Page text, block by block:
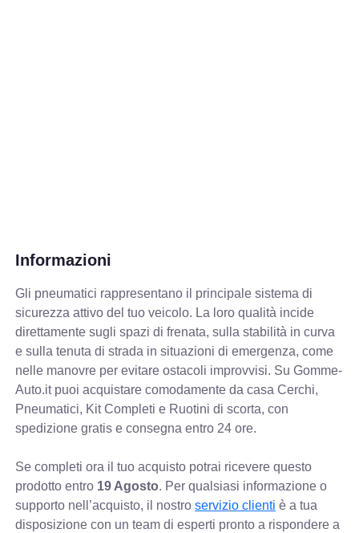
Informazioni
Gli pneumatici rappresentano il principale sistema di
sicurezza attivo del tuo veicolo. La loro qualità incide
direttamente sugli spazi di frenata, sulla stabilità in curva
e sulla tenuta di strada in situazioni di emergenza, come
nelle manovre per evitare ostacoli improvvisi. Su Gomme-
Auto.it puoi acquistare comodamente da casa Cerchi,
Pneumatici, Kit Completi e Ruotini di scorta, con
spedizione gratis e consegna entro 24 ore.
Se completi ora il tuo acquisto potrai ricevere questo
prodotto entro 19 Agosto. Per qualsiasi informazione o
supporto nell’acquisto, il nostroservizio clienti è a tua
disposizione con un team di esperti pronto a rispondere a